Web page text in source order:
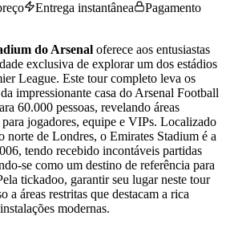
Entrega instantânea
Pagamento
do Arsenal oferece aos entusiastas
exclusiva de explorar um dos estádios
League. Este tour completo leva os
impressionante casa do Arsenal Football
60.000 pessoas, revelando áreas
jogadores, equipe e VIPs. Localizado
norte de Londres, o Emirates Stadium é a
tendo recebido incontáveis partidas
se como um destino de referência para
tickadoo, garantir seu lugar neste tour
a áreas restritas que destacam a rica
modernas.